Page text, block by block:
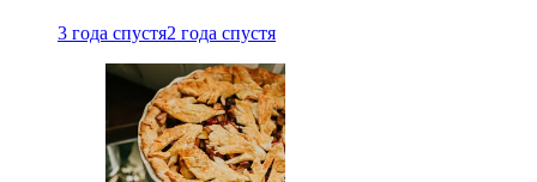
3 года спустя2 года спустя